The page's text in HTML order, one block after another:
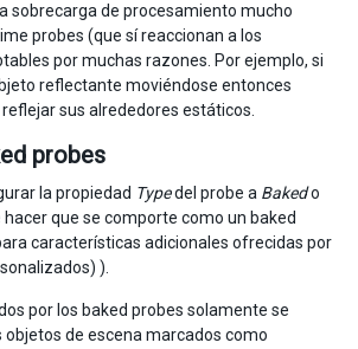
sobrecarga de procesamiento mucho
probes (que sí reaccionan a los
por muchas razones. Por ejemplo, si
reflectante moviéndose entonces
sus alrededores estáticos.
probes
la propiedad Typedel probe a Bakedo
que se comporte como un baked
características adicionales ofrecidas por
).
por los baked probes solamente se
objetos de escena marcados como